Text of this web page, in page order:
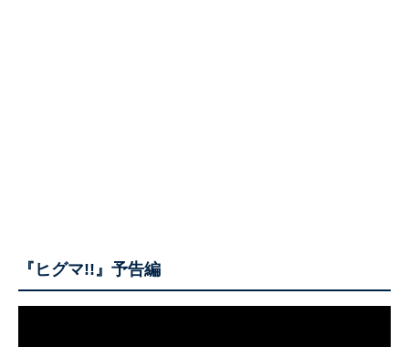
『ヒグマ!!』予告編